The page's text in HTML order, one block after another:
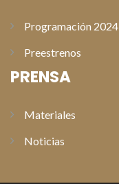
Programación 2024
Preestrenos
PRENSA
Materiales
Noticias